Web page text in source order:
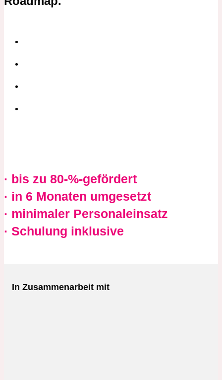
· bis zu 80-%-gefördert
· in 6 Monaten umgesetzt
· minimaler Personaleinsatz
· Schulung inklusive
In Zusammenarbeit mit